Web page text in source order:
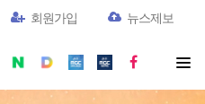
회원가입 뉴스제보